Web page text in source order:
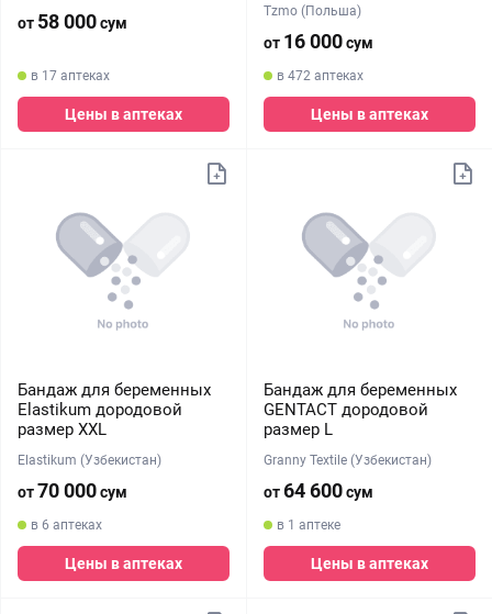
от 58 000сум
в 17 аптеках
Цены в аптеках
Tzmo (Польша)
от 16 000сум
в 472 аптеках
Цены в аптеках
Бандаж для беременных
Elastikum дородовой
размер XXL
Elastikum (Узбекистан)
от70 000сум
в 6 аптеках
Цены в аптеках
Бандаж для беременных
GENTACT дородовой
размер L
Granny Textile (Узбекистан)
от64 600сум
в 1 аптеке
Цены в аптеках